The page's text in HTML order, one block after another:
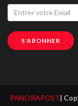
S'ABONNER
PANORAPOST|